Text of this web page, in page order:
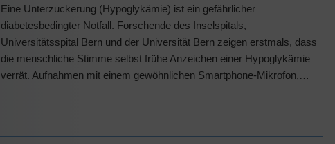
Eine Unterzuckerung (Hypoglykämie) ist ein gefährlicher
diabetesbedingter Notfall. Forschende des Inselspitals,
Universitätsspital Bern und der Universität Bern zeigen erstmals, dass
die menschliche Stimme selbst frühe Anzeichen einer Hypoglykämie
verrät. Aufnahmen mit einem gewöhnlichen Smartphone-Mikrofon,…